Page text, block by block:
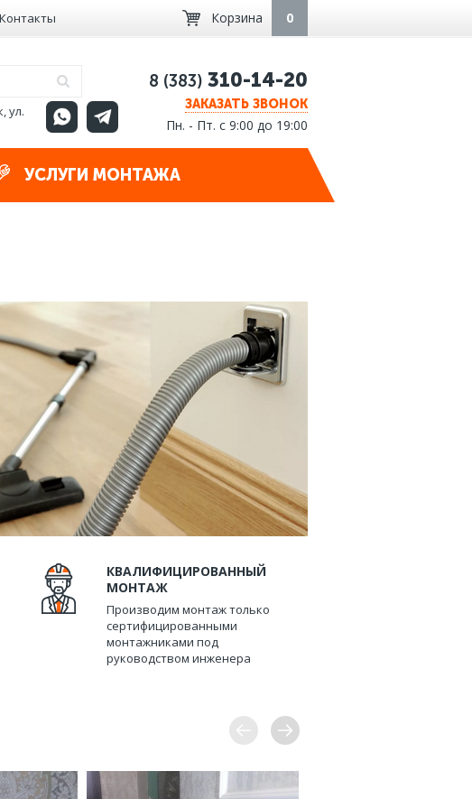
Контакты Корзина 0
ул.
8 (383) 310-14-20
ЗАКАЗАТЬ ЗВОНОК
Пн. - Пт. с 9:00 до 19:00
УСЛУГИ МОНТАЖА
КВАЛИФИЦИРОВАННЫЙ
МОНТАЖ
Производим монтаж только
сертифицированными
монтажниками под
руководством инженера